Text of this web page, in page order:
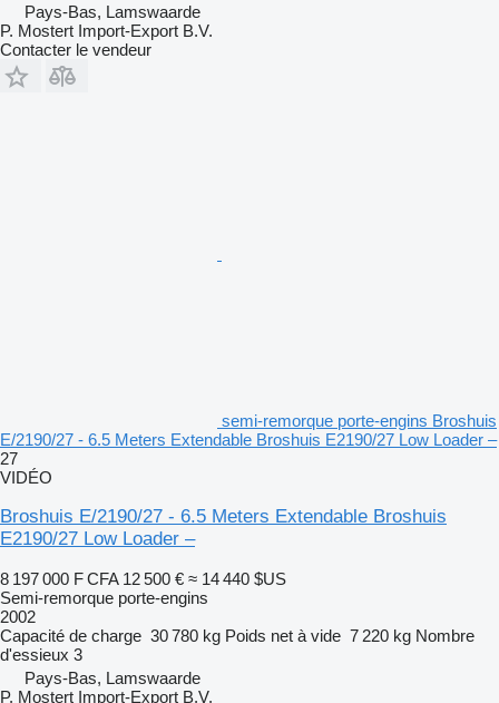
Pays-Bas, Lamswaarde
P. Mostert Import-Export B.V.
Contacter le vendeur
semi-remorque porte-engins Broshuis
E/2190/27 - 6.5 Meters Extendable Broshuis E2190/27 Low Loader –
27
VIDÉO
Broshuis E/2190/27 - 6.5 Meters Extendable Broshuis
E2190/27 Low Loader –
8 197 000 F CFA 12 500 € ≈ 14 440 $US
Semi-remorque porte-engins
2002
Capacité de charge 30 780 kg Poids net à vide 7 220 kg Nombre
d'essieux 3
Pays-Bas, Lamswaarde
P. Mostert Import-Export B.V.